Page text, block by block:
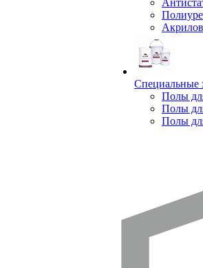
Специальные
Полы
Полы
Полы